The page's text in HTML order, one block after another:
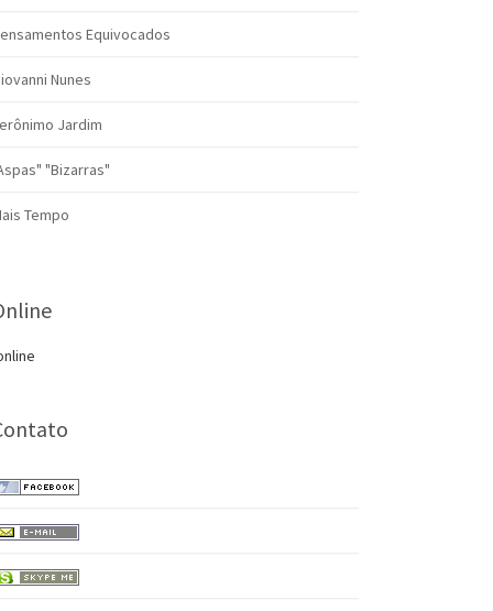
Equivocados
Nunes
Jardim
"Bizarras"
Tempo